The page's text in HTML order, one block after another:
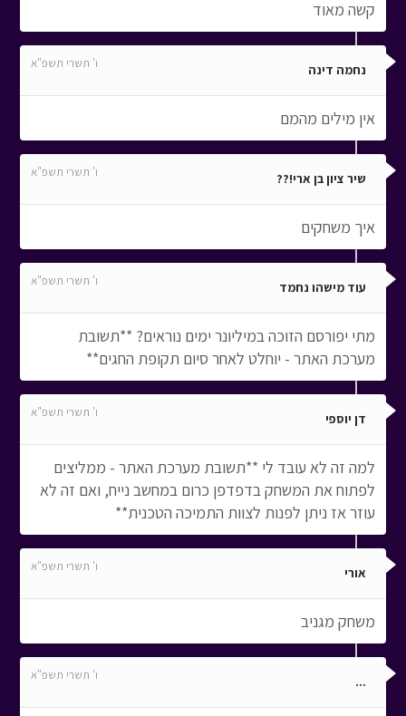
קשה מאוד
נחמה דינה ו' תשרי תשפ"א
אין מילים מהמם
שיר ציון בן ארי!?? ו' תשרי תשפ"א
איך משחקים
עוד מישהו נחמד ו' תשרי תשפ"א
מתי יפורסם הזוכה במיליונר ימים נוראים? **תשובת
מערכת האתר - יוחלט לאחר סיום תקופת החגים**
דן יוספי ו' תשרי תשפ"א
למה זה לא עובד לי **תשובת מערכת האתר - ממליצים
לפתוח את המשחק בדפדפן כרום במחשב נייח, ואם זה לא
עוזר אז ניתן לפנות לצוות התמיכה הטכנית**
אורי ו' תשרי תשפ"א
משחק מגניב
... ו' תשרי תשפ"א